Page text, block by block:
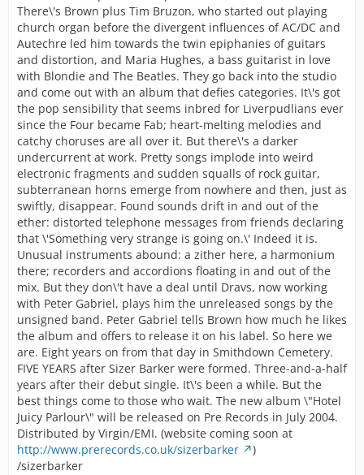
There\'s Brown plus Tim Bruzon, who started out playing
church organ before the divergent influences of AC/DC and
Autechre led him towards the twin epiphanies of guitars
and distortion, and Maria Hughes, a bass guitarist in love
with Blondie and The Beatles. They go back into the studio
and come out with an album that defies categories. It\'s got
the pop sensibility that seems inbred for Liverpudlians ever
since the Four became Fab; heart-melting melodies and
catchy choruses are all over it. But there\'s a darker
undercurrent at work. Pretty songs implode into weird
electronic fragments and sudden squalls of rock guitar,
subterranean horns emerge from nowhere and then, just as
swiftly, disappear. Found sounds drift in and out of the
ether: distorted telephone messages from friends declaring
that \'Something very strange is going on.\' Indeed it is.
Unusual instruments abound: a zither here, a harmonium
there; recorders and accordions floating in and out of the
mix. But they don\'t have a deal until Dravs, now working
with Peter Gabriel, plays him the unreleased songs by the
unsigned band. Peter Gabriel tells Brown how much he likes
the album and offers to release it on his label. So here we
are. Eight years on from that day in Smithdown Cemetery.
FIVE YEARS after Sizer Barker were formed. Three-and-a-half
years after their debut single. It\'s been a while. But the
best things come to those who wait. The new album \"Hotel
Juicy Parlour\" will be released on Pre Records in July 2004.
Distributed by Virgin/EMI. (website coming soon at
http://www.prerecords.co.uk/sizerbarker
)
/sizerbarker